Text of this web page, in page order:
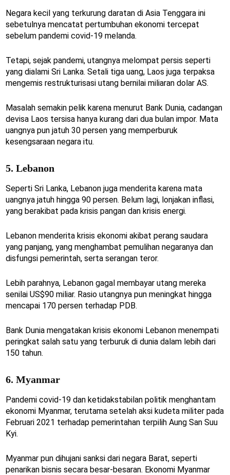
Negara kecil yang terkurung daratan di Asia Tenggara ini
sebetulnya mencatat pertumbuhan ekonomi tercepat
sebelum pandemi covid-19 melanda.
Tetapi, sejak pandemi, utangnya melompat persis seperti
yang dialami Sri Lanka. Setali tiga uang, Laos juga terpaksa
mengemis restrukturisasi utang bernilai miliaran dolar AS.
Masalah semakin pelik karena menurut Bank Dunia, cadangan
devisa Laos tersisa hanya kurang dari dua bulan impor. Mata
uangnya pun jatuh 30 persen yang memperburuk
kesengsaraan negara itu.
5. Lebanon
Seperti Sri Lanka, Lebanon juga menderita karena mata
uangnya jatuh hingga 90 persen. Belum lagi, lonjakan inflasi,
yang berakibat pada krisis pangan dan krisis energi.
Lebanon menderita krisis ekonomi akibat perang saudara
yang panjang, yang menghambat pemulihan negaranya dan
disfungsi pemerintah, serta serangan teror.
Lebih parahnya, Lebanon gagal membayar utang mereka
senilai US$90 miliar. Rasio utangnya pun meningkat hingga
mencapai 170 persen terhadap PDB.
Bank Dunia mengatakan krisis ekonomi Lebanon menempati
peringkat salah satu yang terburuk di dunia dalam lebih dari
150 tahun.
6. Myanmar
Pandemi covid-19 dan ketidakstabilan politik menghantam
ekonomi Myanmar, terutama setelah aksi kudeta militer pada
Februari 2021 terhadap pemerintahan terpilih Aung San Suu
Kyi.
Myanmar pun dihujani sanksi dari negara Barat, seperti
penarikan bisnis secara besar-besaran. Ekonomi Myanmar